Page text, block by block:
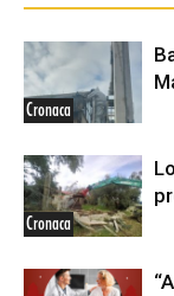
Cronaca
Cronaca